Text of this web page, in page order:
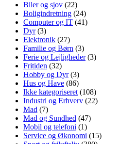
Biler og sjov (22)
Boligindretning (24)
Computer og IT (41)
Dyr(3)
Elektronik (27)
Familie og Børn (3)
Ferie og Lejligheder(3)
Fritiden (32)
Hobby og Dyr(3)
Hus og Have (86)
Ikke kategoriseret (108)
Industri og Erhverv (22)
Mad (7)
Mad og Sundhed (47)
Mobil og telefoni (1)
Service og Økonomi (15)